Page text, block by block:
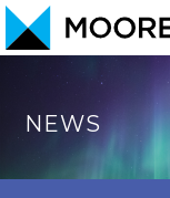
NEWS